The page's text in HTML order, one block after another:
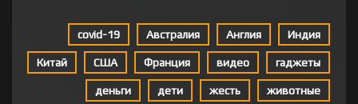
covid-19 Австралия Англия Индия
Китай США Франция видео гаджеты
деньги дети жесть животные